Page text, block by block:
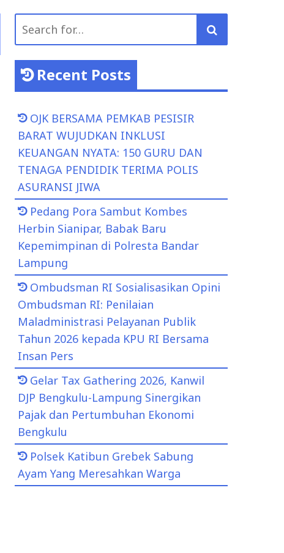
Search
Recent Posts
OJK BERSAMA PEMKAB PESISIR
BARAT WUJUDKAN INKLUSI
KEUANGAN NYATA: 150 GURU DAN
TENAGA PENDIDIK TERIMA POLIS
ASURANSI JIWA
Pedang Pora Sambut Kombes
Herbin Sianipar, Babak Baru
Kepemimpinan di Polresta Bandar
Lampung
Ombudsman RI Sosialisasikan Opini
Ombudsman RI: Penilaian
Maladministrasi Pelayanan Publik
Tahun 2026 kepada KPU RI Bersama
Insan Pers
Gelar Tax Gathering 2026, Kanwil
DJP Bengkulu-Lampung Sinergikan
Pajak dan Pertumbuhan Ekonomi
Bengkulu
Polsek Katibun Grebek Sabung
Ayam Yang Meresahkan Warga